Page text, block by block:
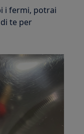
i fermi, potrai
te per